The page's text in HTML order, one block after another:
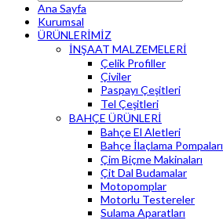
Ana Sayfa
Kurumsal
ÜRÜNLERİMİZ
İNŞAAT MALZEMELERİ
Çelik Profiller
Çiviler
Paspayı Çeşitleri
Tel Çeşitleri
BAHÇE ÜRÜNLERİ
Bahçe El Aletleri
Bahçe İlaçlama Pompaları
Çim Biçme Makinaları
Çit Dal Budamalar
Motopomplar
Motorlu Testereler
Sulama Aparatları